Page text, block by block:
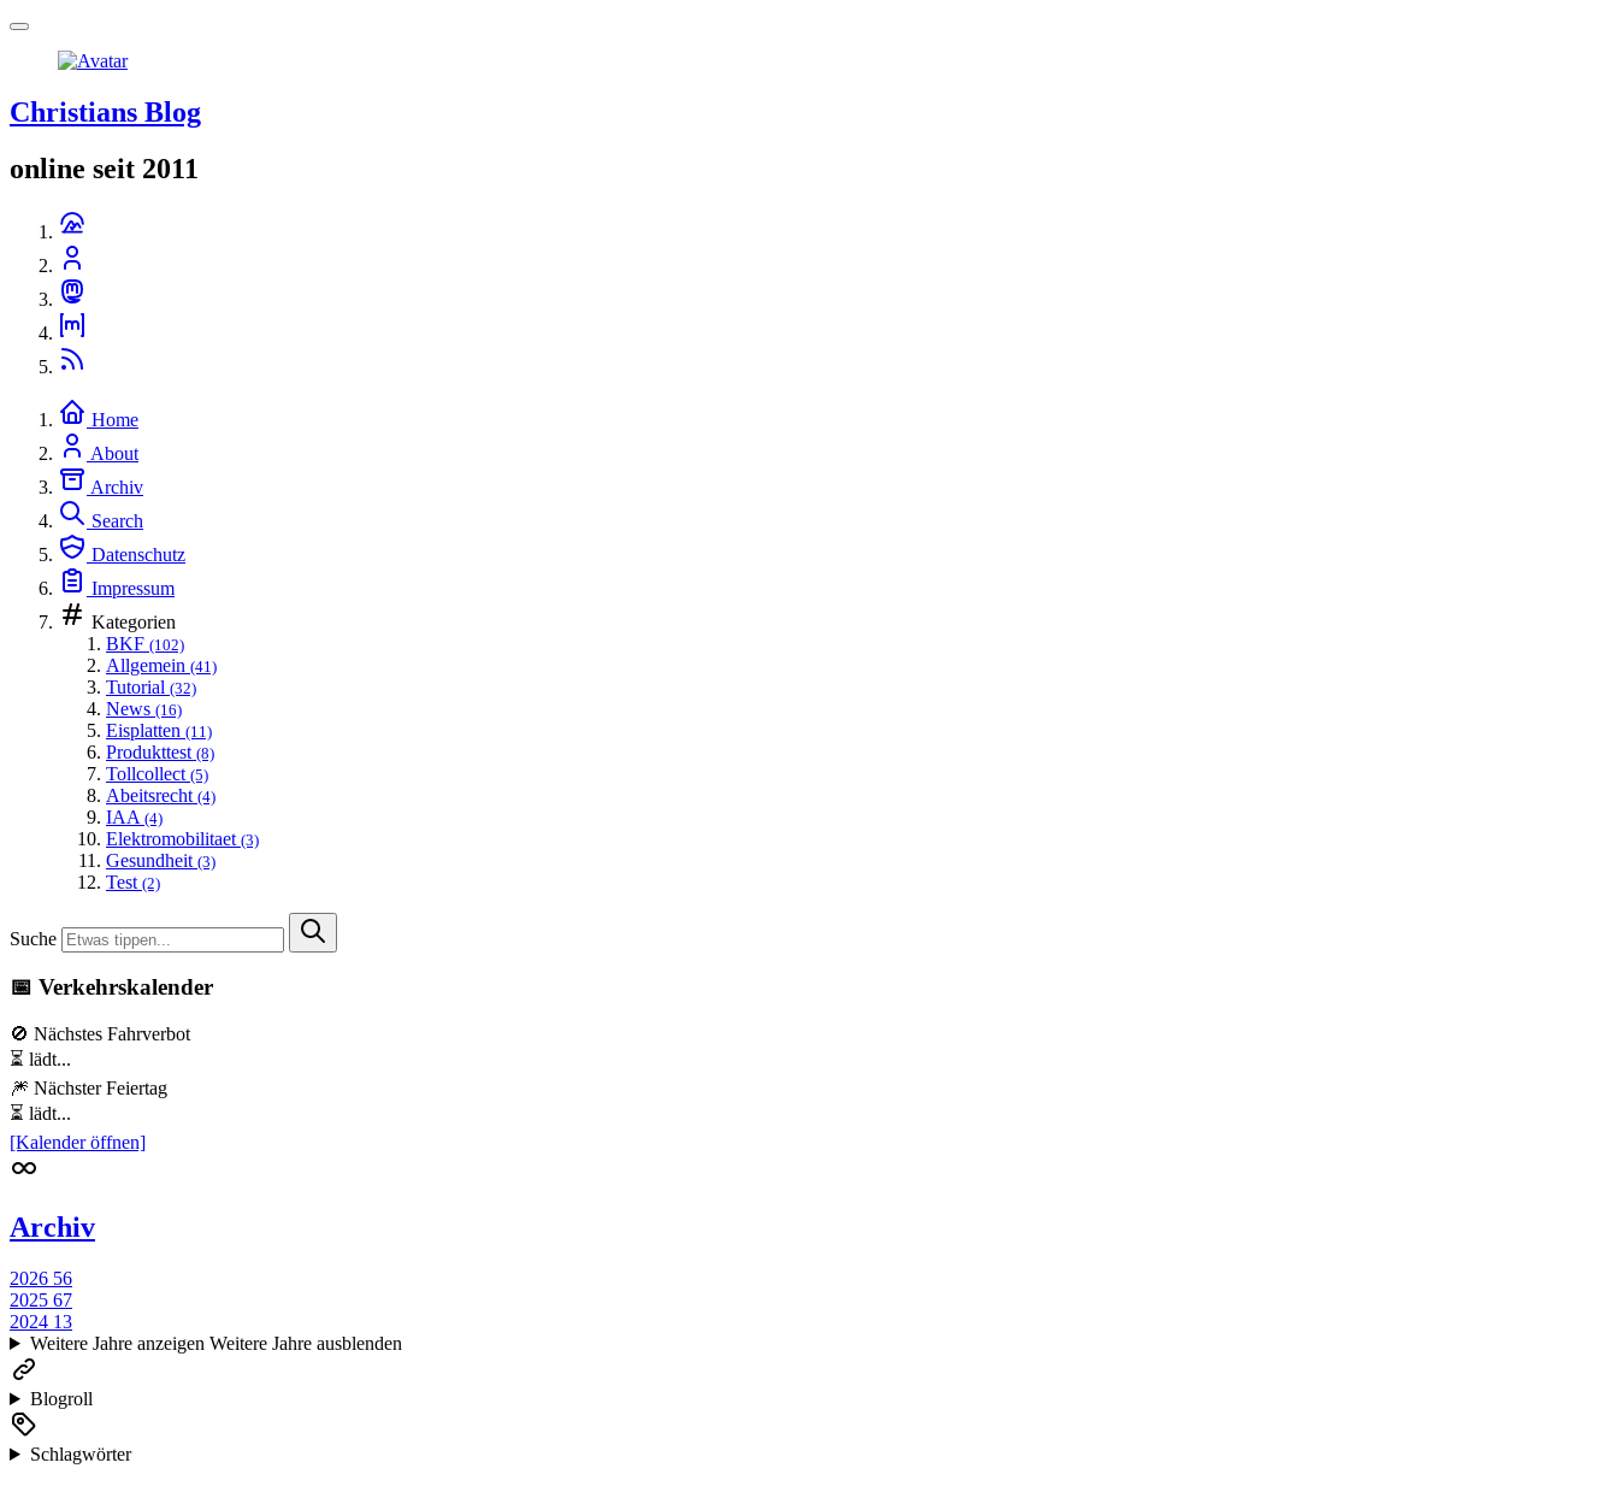
Christians Blog
online seit 2011
Home
About
Archiv
Search
Datenschutz
Impressum
Kategorien
BKF (102)
Allgemein (41)
Tutorial (32)
News (16)
Eisplatten (11)
Produkttest (8)
Tollcollect (5)
Abeitsrecht (4)
IAA (4)
Elektromobilitaet (3)
Gesundheit (3)
Test (2)
Suche
📅 Verkehrskalender
🚫 Nächstes Fahrverbot
⏳ lädt...
🎆 Nächster Feiertag
⏳ lädt...
[Kalender öffnen]
Archiv
2026 56
2025 67
2024 13
Weitere Jahre anzeigen Weitere Jahre ausblenden
Blogroll
Schlagwörter